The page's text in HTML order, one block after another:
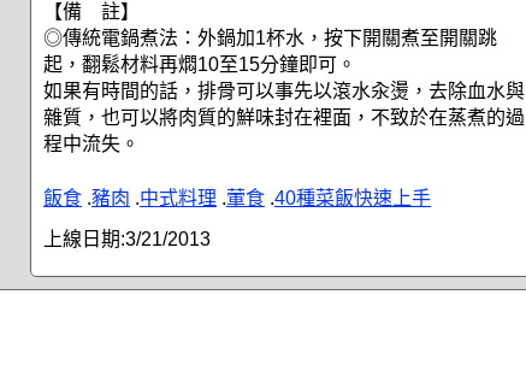
【備 註】
◎傳統電鍋煮法：外鍋加1杯水，按下開關煮至開關跳
起，翻鬆材料再燜10至15分鐘即可。
如果有時間的話，排骨可以事先以滾水汆燙，去除血水與
雜質，也可以將肉質的鮮味封在裡面，不致於在蒸煮的過
程中流失。
飯食 .豬肉 .中式料理 .葷食 .40種菜飯快速上手
上線日期:3/21/2013